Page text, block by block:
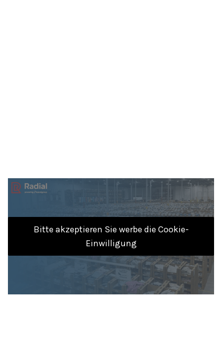
Bitte akzeptieren Sie werbe die Cookie-
Einwilligung